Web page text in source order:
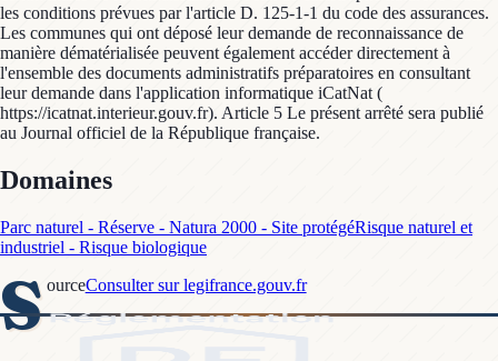
les conditions prévues par l'article D. 125-1-1 du code des assurances.
Les communes qui ont déposé leur demande de reconnaissance de
manière dématérialisée peuvent également accéder directement à
l'ensemble des documents administratifs préparatoires en consultant
leur demande dans l'application informatique iCatNat (
https://icatnat.interieur.gouv.fr). Article 5 Le présent arrêté sera publié
au Journal officiel de la République française.
Domaines
Parc naturel - Réserve - Natura 2000 - Site protégéRisque naturel et
industriel - Risque biologique
S ourceConsulter sur legifrance.gouv.fr